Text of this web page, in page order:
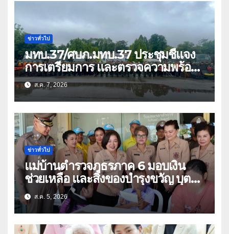
ข่าวทั่วไป
มทบ.37/ศบภ.มทบ.37 ประชุมชี้แจง
การเตรียมการ และตรวจความพร้อม
ด้านการบรรเทาสาธารณภัย
ส.ค. 7, 2026
ข่าวทั่วไป
แม่บ้านตำรวจภูธรภาค 6 มอบเงิน
ช่วยเหลือ และสิ่งของบำรุงขวัญ บุตร-
ธิดา ข้าราชการตำรวจจังหวัด
อุทัยธานี
ส.ค. 5, 2026